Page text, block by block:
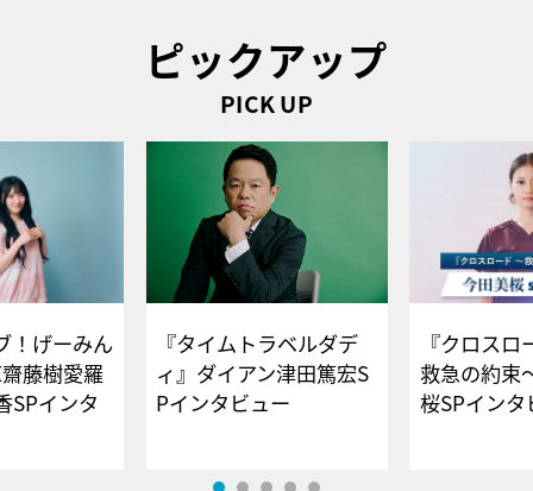
ピックアップ
PICK UP
！げーみん
藤樹愛羅
SPインタ
『タイムトラベルダデ
ィ』ダイアン津田篤宏S
Pインタビュー
『クロス
救急の約束
桜SPイ